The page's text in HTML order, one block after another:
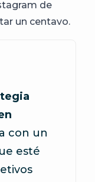
de
un centavo.
con un
esté